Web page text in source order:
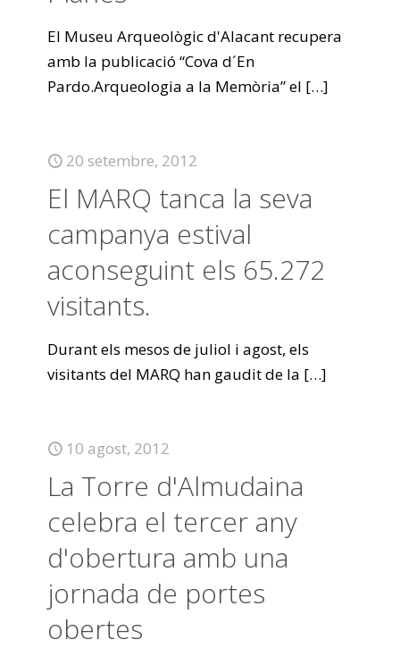
El Museu Arqueològic d'Alacant recupera
amb la publicació “Cova d´En
Pardo.Arqueologia a la Memòria” el […]
20 setembre, 2012
El MARQ tanca la seva
campanya estival
aconseguint els 65.272
visitants.
Durant els mesos de juliol i agost, els
visitants del MARQ han gaudit de la […]
10 agost, 2012
La Torre d'Almudaina
celebra el tercer any
d'obertura amb una
jornada de portes
obertes